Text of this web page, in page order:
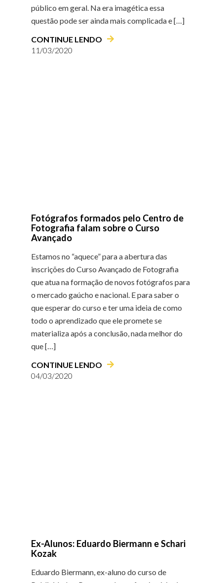
público em geral. Na era imagética essa
questão pode ser ainda mais complicada e […]
11/03/2020
CONTINUE LENDO
Fotógrafos formados pelo Centro de
Fotografia falam sobre o Curso
Avançado
Estamos no “aquece” para a abertura das
inscrições do Curso Avançado de Fotografia
que atua na formação de novos fotógrafos para
o mercado gaúcho e nacional. E para saber o
que esperar do curso e ter uma ideia de como
todo o aprendizado que ele promete se
materializa após a conclusão, nada melhor do
que […]
04/03/2020
CONTINUE LENDO
Ex-Alunos: Eduardo Biermann e Schari
Kozak
Eduardo Biermann, ex-aluno do curso de